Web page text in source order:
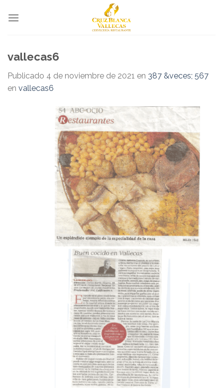
vallecas6
Publicado 4 de noviembre de 2021 en 387 &veces; 567
en vallecas6